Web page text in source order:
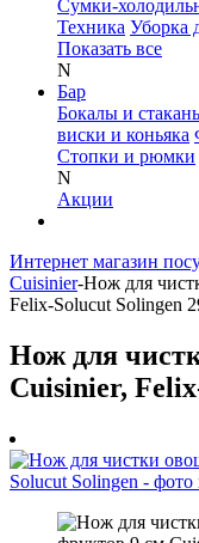
Сумки-
Техника Уборка
Показать все
N
Бар
Бокалы и
виски и коньяка
Стопки и рюмки
N
Акции
Интернет магазин
Cuisinier-Нож для
Felix-Solucut Solingen
Нож для
Cuisinier,